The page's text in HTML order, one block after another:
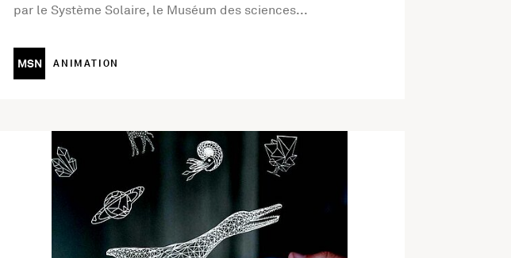
par le Système Solaire, le Muséum des sciences...
MSN ANIMATION
En savoir plus sur l'activité Hors les murs Muséo’Jeux